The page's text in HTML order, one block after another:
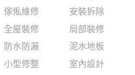
傢俬維修
安裝拆除
全屋裝修
局部裝修
防水防漏
泥水地板
小型修整
室內設計